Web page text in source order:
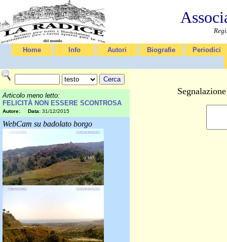
Home Info Autori Biografie Periodici
Articolo meno letto:
FELICITÀ NON ESSERE SCONTROSA
Autore: Data: 31/12/2015
WebCam su badolato borgo